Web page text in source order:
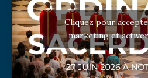
Cliquez pour
marketing et